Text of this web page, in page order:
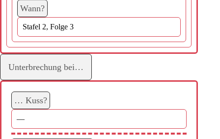
Wann?
Stafel 2, Folge 3
Unterbrechung bei…
… Kuss?
—